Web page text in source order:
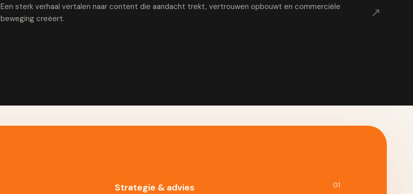
Een sterk verhaal vertalen naar content die aandacht trekt, vertrouwen opbouwt en commerciële
beweging creëert.
↗
Strategie & advies 01